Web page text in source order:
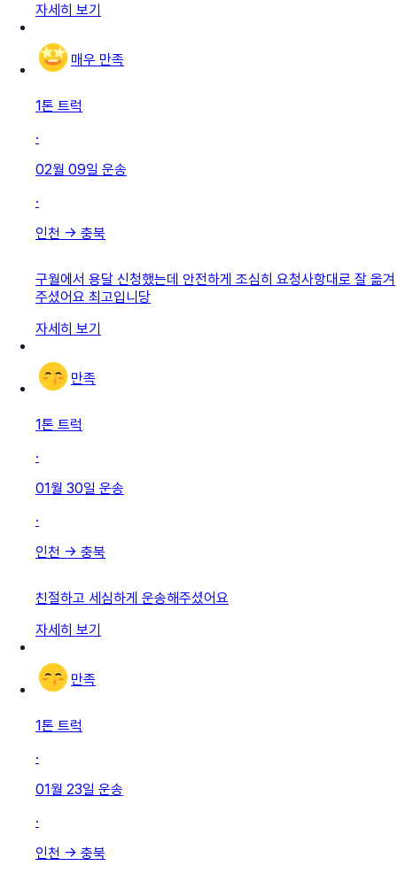
자세히 보기
매우 만족
1톤 트럭
·
02월 09일 운송
·
인천 → 충북
구월에서 용달 신청했는데 안전하게 조심히 요청사항대로 잘 옮겨
주셨어요 최고입니당
자세히 보기
만족
1톤 트럭
·
01월 30일 운송
·
인천 → 충북
친절하고 세심하게 운송해주셨어요
자세히 보기
만족
1톤 트럭
·
01월 23일 운송
·
인천 → 충북